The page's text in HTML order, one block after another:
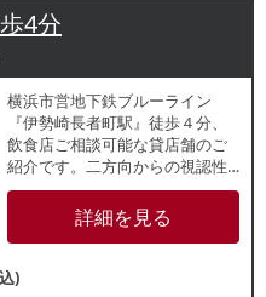
4分
横浜市営地下鉄ブルーライン
『伊勢崎長者町駅』徒歩４分、
飲食店ご相談可能な貸店舗のご
紹介です。二方向からの視認性
良好な伊勢佐木町通り角地に位
置する２階テナント。賑わいの
ある通りに位置しているため、
諸条件等、お気軽にお問い合わ
詳細を見る
)